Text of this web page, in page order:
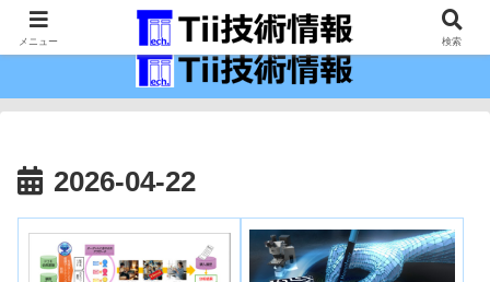
最新の科学技術の情報インフラ。
2026-04-22
メニュー 検索